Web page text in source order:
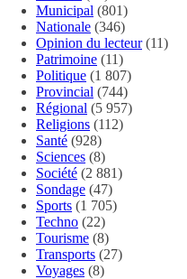
Municipal (801)
Nationale (346)
Opinion du lecteur(11)
Patrimoine (11)
Politique (1 807)
Provincial (744)
Régional (5 957)
Religions (112)
Santé (928)
Sciences (8)
Société (2 881)
Sondage (47)
Sports (1 705)
Techno (22)
Tourisme (8)
Transports (27)
Voyages (8)